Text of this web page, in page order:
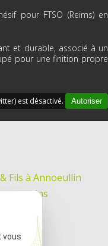
pour FTSO (Reims) en
et durable, associé à un
pour une finition propre
est désactivé. Autoriser
Fils à Annoeullin
les-Bains
!
vous